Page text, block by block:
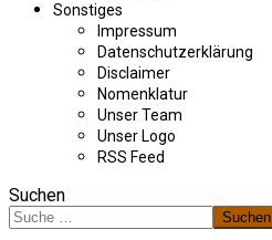
Sonstiges
Impressum
Datenschutzerklärung
Disclaimer
Nomenklatur
Unser Team
Unser Logo
RSS Feed
Suchen
Suchen